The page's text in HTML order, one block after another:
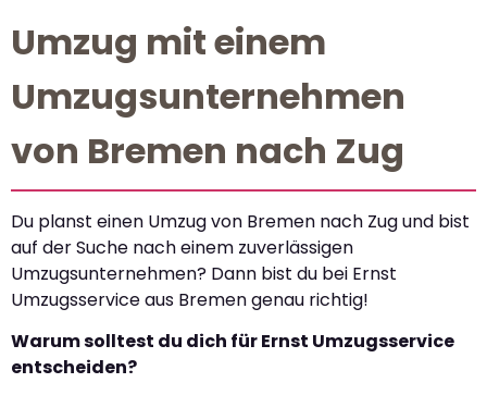
Umzug mit einem
Umzugsunternehmen
von Bremen nach Zug
Du planst einen Umzug von Bremen nach Zug und bist
auf der Suche nach einem zuverlässigen
Umzugsunternehmen? Dann bist du bei Ernst
Umzugsservice aus Bremen genau richtig!
Warum solltest du dich für Ernst Umzugsservice
entscheiden?